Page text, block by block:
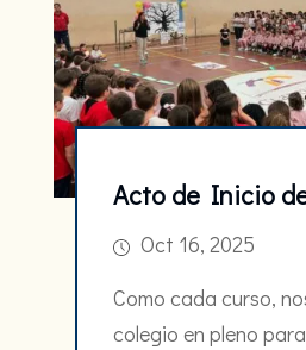
Acto de Inicio
Oct 16, 2025
Como cada curso,
colegio en pleno